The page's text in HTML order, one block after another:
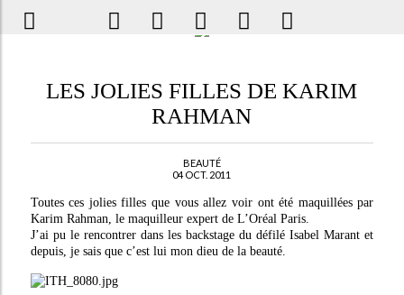
LES JOLIES FILLES DE KARIM
RAHMAN
BEAUTÉ
04 OCT. 2011
Toutes ces jolies filles que vous allez voir ont été maquillées par
Karim Rahman, le maquilleur expert de L’Oréal Paris.
J’ai pu le rencontrer dans les backstage du défilé Isabel Marant et
depuis, je sais que c’est lui mon dieu de la beauté.